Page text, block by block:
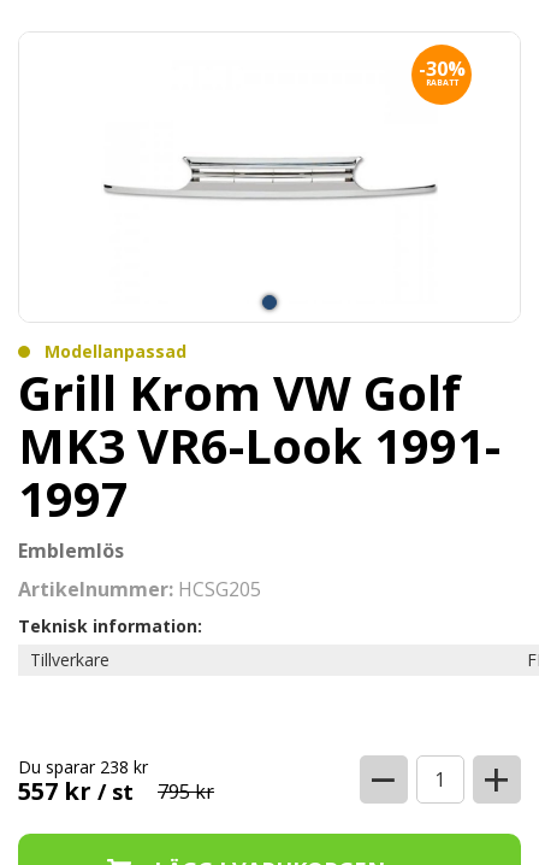
-30%
RABATT
Modellanpassad
Grill Krom VW Golf
MK3 VR6-Look 1991-
1997
Emblemlös
Artikelnummer: HCSG205
Teknisk information:
Tillverkare
557 kr / st 795 kr
Du sparar 238 kr − +